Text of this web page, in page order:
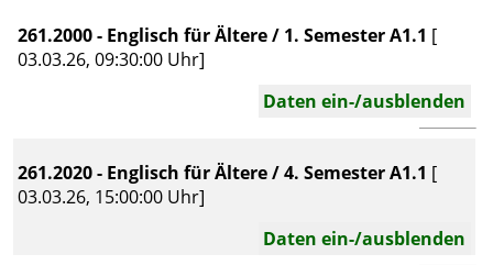
261.2000 - Englisch für Ältere / 1. Semester A1.1 [
03.03.26, 09:30:00 Uhr]
Daten ein-/ausblenden
261.2020 - Englisch für Ältere / 4. Semester A1.1 [
03.03.26, 15:00:00 Uhr]
Daten ein-/ausblenden